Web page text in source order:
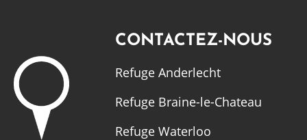
CONTACTEZ-NOUS
Refuge Anderlecht
Refuge Braine-le-Chateau
Refuge Waterloo